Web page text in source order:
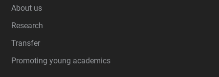
About us
Research
Transfer
Promoting young academics